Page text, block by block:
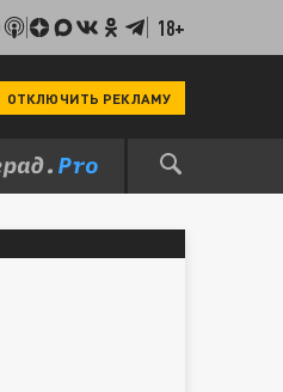
18+
ОТКЛЮЧИТЬ РЕКЛАМУ